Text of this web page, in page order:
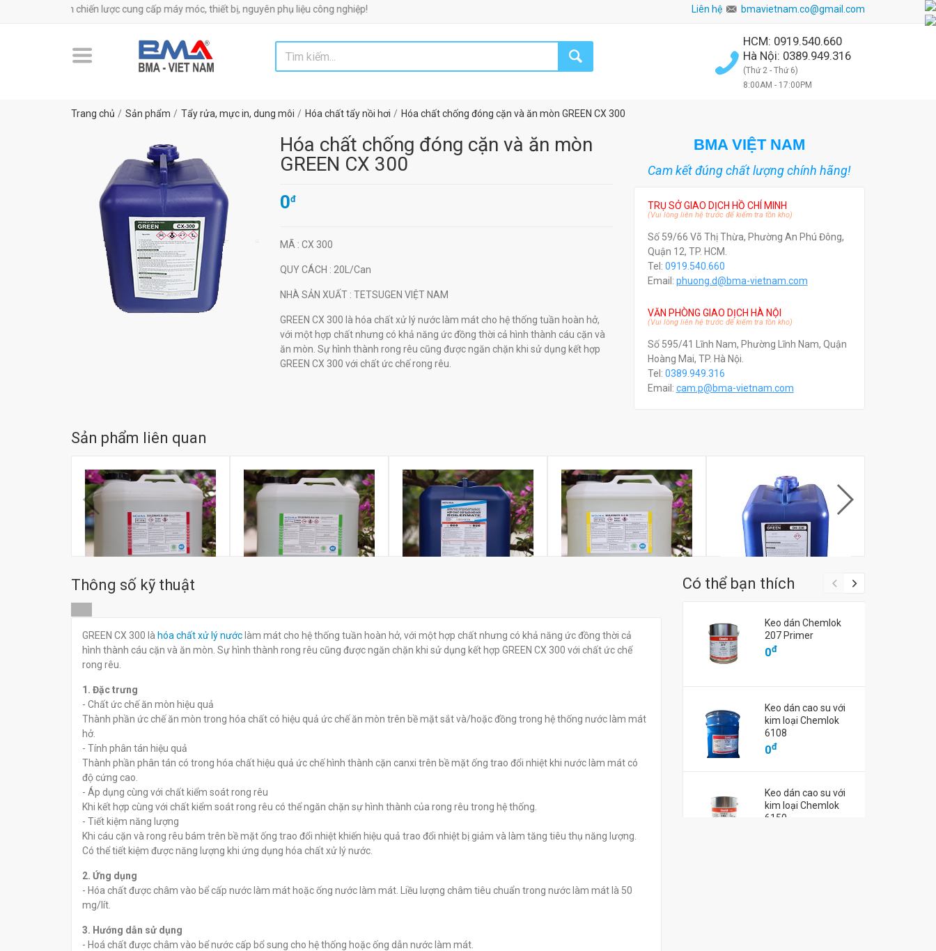
uy tín chiến lược cung cấp máy móc, thiết bị, nguyên phụ liệu công nghiệp! Liên hệ bmavietnam.co@gmail.com
HCM: 0919.540.660
Hà Nội: 0389.949.316
(Thứ 2 - Thứ 6)
8:00AM - 17:00PM
Trang chủ Sản phẩm Tẩy rửa, mực in, dung môi Hóa chất tẩy nồi hơi Hóa chất chống đóng cặn và ăn mòn GREEN CX 300
Hóa chất chống đóng cặn và ăn mòn
GREEN CX 300
0đ
MÃ : CX 300
QUY CÁCH : 20L/Can
NHÀ SẢN XUẤT : TETSUGEN VIỆT NAM
GREEN CX 300 là hóa chất xử lý nước làm mát cho hệ thống tuần hoàn hở,
với một hợp chất nhưng có khả năng ức đồng thời cả hình thành cáu cặn và
ăn mòn. Sự hình thành rong rêu cũng được ngăn chặn khi sử dụng kết hợp
GREEN CX 300 với chất ức chế rong rêu.
BMA VIỆT NAM
Cam kết đúng chất lượng chính hãng!
TRỤ SỞ GIAO DỊCH HỒ CHÍ MINH
(Vui lòng liên hệ trước để kiểm tra tồn kho)
Số 59/66 Võ Thị Thừa, Phường An Phú Đông,
Quận 12, TP. HCM.
Tel: 0919.540.660
Email: phuong.d@bma-vietnam.com
VĂN PHÒNG GIAO DỊCH HÀ NỘI
(Vui lòng liên hệ trước để kiểm tra tồn kho)
Số 595/41 Lĩnh Nam, Phường Lĩnh Nam, Quận
Hoàng Mai, TP. Hà Nội.
Tel: 0389.949.316
Email: cam.p@bma-vietnam.com
Sản phẩm liên quan
0đ 0 đ
101V
Boilermate IH-11IN
GREEN DX-220
0 đ
Thông số kỹ thuật
GREEN CX 300 là hóa chất xử lý nước làm mát cho hệ thống tuần hoàn hở, với một hợp chất nhưng có khả năng ức đồng thời cả
hình thành cáu cặn và ăn mòn. Sự hình thành rong rêu cũng được ngăn chặn khi sử dụng kết hợp GREEN CX 300 với chất ức chế
rong rêu.
1. Đặc trưng
- Chất ức chế ăn mòn hiệu quả
Thành phần ức chế ăn mòn trong hóa chất có hiệu quả ức chế ăn mòn trên bề mặt sắt và/hoặc đồng trong hệ thống nước làm mát
hở.
- Tính phân tán hiệu quả
Thành phần phân tán có trong hóa chất hiệu quả ức chế hình thành cặn canxi trên bề mặt ống trao đổi nhiệt khi nước làm mát có
độ cứng cao.
- Áp dụng cùng với chất kiểm soát rong rêu
Khi kết hợp cùng với chất kiểm soát rong rêu có thể ngăn chặn sự hình thành của rong rêu trong hệ thống.
- Tiết kiệm năng lượng
Khi cáu cặn và rong rêu bám trên bề mặt ống trao đổi nhiệt khiến hiệu quả trao đổi nhiệt bị giảm và làm tăng tiêu thụ năng lượng.
Có thể tiết kiệm được năng lượng khi ứng dụng hóa chất xử lý nước.
2. Ứng dụng
- Hóa chất được châm vào bể cấp nước làm mát hoặc ống nước làm mát. Liều lượng châm tiêu chuẩn trong nước làm mát là 50
mg/lít.
3. Hướng dẫn sử dụng
- Hoá chất được châm vào bể nước cấp bổ sung cho hệ thống hoặc ống dẫn nước làm mát.
Có thể bạn thích
Keo dán Chemlok
207 Primer
0đ
Keo dán cao su với
kim loại Chemlok
6108
0đ
Keo dán cao su với
kim loại Chemlok
6150